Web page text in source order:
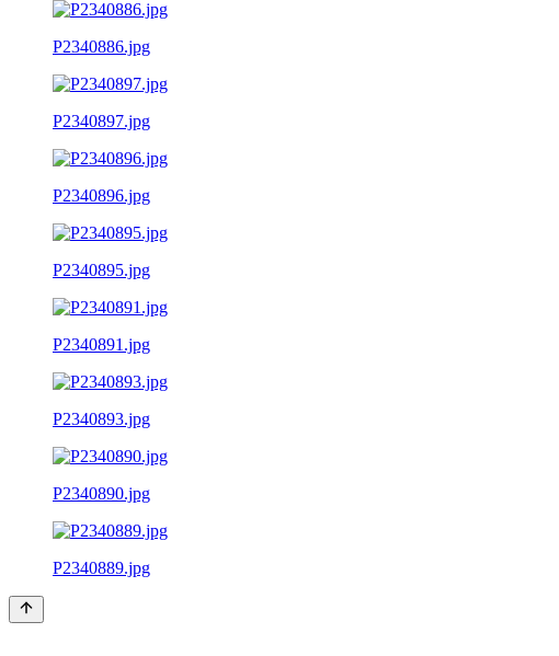
P2340886.jpg
P2340897.jpg
P2340896.jpg
P2340895.jpg
P2340891.jpg
P2340893.jpg
P2340890.jpg
P2340889.jpg